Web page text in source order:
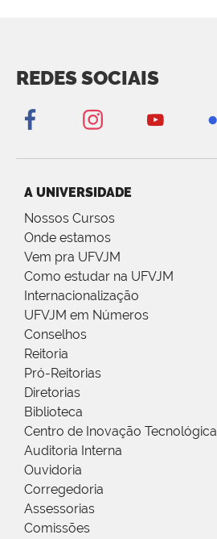
REDES SOCIAIS
A UNIVERSIDADE
Nossos Cursos
Onde estamos
Vem pra UFVJM
Como estudar na UFVJM
Internacionalização
UFVJM em Números
Conselhos
Reitoria
Pró-Reitorias
Diretorias
Biblioteca
Centro de Inovação Tecnológica
Auditoria Interna
Ouvidoria
Corregedoria
Assessorias
Comissões